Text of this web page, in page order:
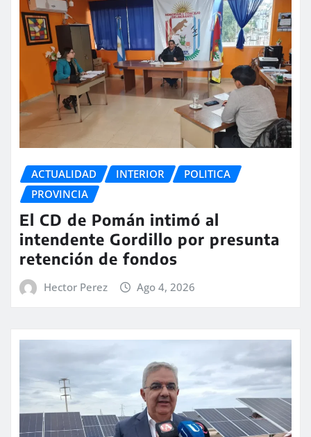
ACTUALIDAD INTERIOR
POLITICA
PROVINCIA
El CD de Pomán intimó al
intendente Gordillo por presunta
retención de fondos
Hector Perez Ago 4, 2026